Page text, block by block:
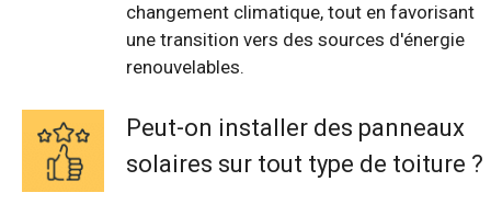
changement climatique, tout en favorisant
une transition vers des sources d'énergie
renouvelables.
Peut-on installer des panneaux
solaires sur tout type de toiture ?